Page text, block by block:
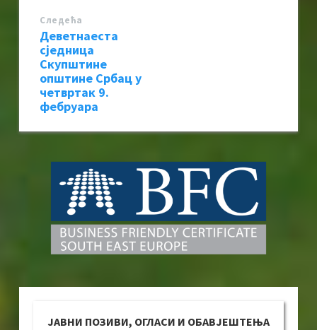
Следећa
Деветнаеста
сједница
Скупштине
општине Србац у
четвртак 9.
фебруара
ЈАВНИ ПОЗИВИ, ОГЛАСИ И ОБАВЈЕШТЕЊА